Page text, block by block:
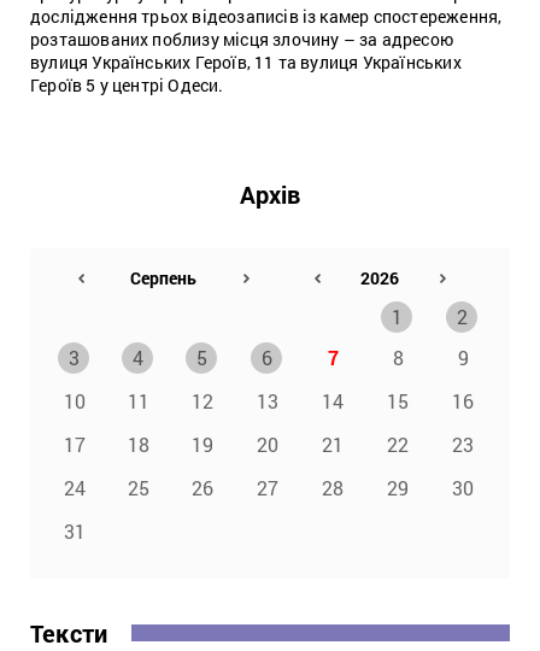
дослідження трьох відеозаписів із камер спостереження,
розташованих поблизу місця злочину – за адресою
вулиця Українських Героїв, 11 та вулиця Українських
Героїв 5 у центрі Одеси.
Архів
1
2
3
4 5 6 7 8
9
10
11 12 13 14 15
16
17
18 19 20 21 22
23
24
25 26 27 28 29
30
31
Тексти